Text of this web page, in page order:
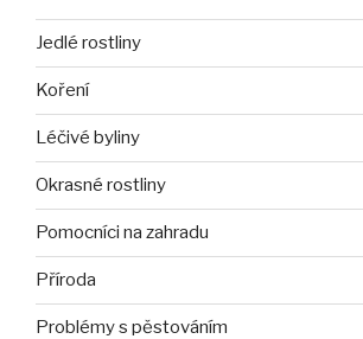
Jedlé rostliny
Koření
Léčivé byliny
Okrasné rostliny
Pomocníci na zahradu
Příroda
Problémy s pěstováním